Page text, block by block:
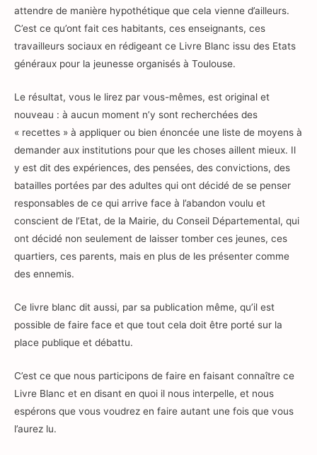
attendre de manière hypothétique que cela vienne d’ailleurs.
C’est ce qu’ont fait ces habitants, ces enseignants, ces
travailleurs sociaux en rédigeant ce Livre Blanc issu des Etats
généraux pour la jeunesse organisés à Toulouse.
Le résultat, vous le lirez par vous-mêmes, est original et
nouveau : à aucun moment n’y sont recherchées des
« recettes » à appliquer ou bien énoncée une liste de moyens à
demander aux institutions pour que les choses aillent mieux. Il
y est dit des expériences, des pensées, des convictions, des
batailles portées par des adultes qui ont décidé de se penser
responsables de ce qui arrive face à l’abandon voulu et
conscient de l’Etat, de la Mairie, du Conseil Départemental, qui
ont décidé non seulement de laisser tomber ces jeunes, ces
quartiers, ces parents, mais en plus de les présenter comme
des ennemis.
Ce livre blanc dit aussi, par sa publication même, qu’il est
possible de faire face et que tout cela doit être porté sur la
place publique et débattu.
C’est ce que nous participons de faire en faisant connaître ce
Livre Blanc et en disant en quoi il nous interpelle, et nous
espérons que vous voudrez en faire autant une fois que vous
l’aurez lu.